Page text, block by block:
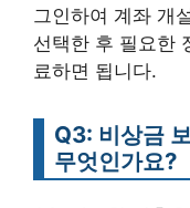
그인하여 계좌 개
선택한 후 필요한
료하면 됩니다.
Q3: 비상금
무엇인가요?